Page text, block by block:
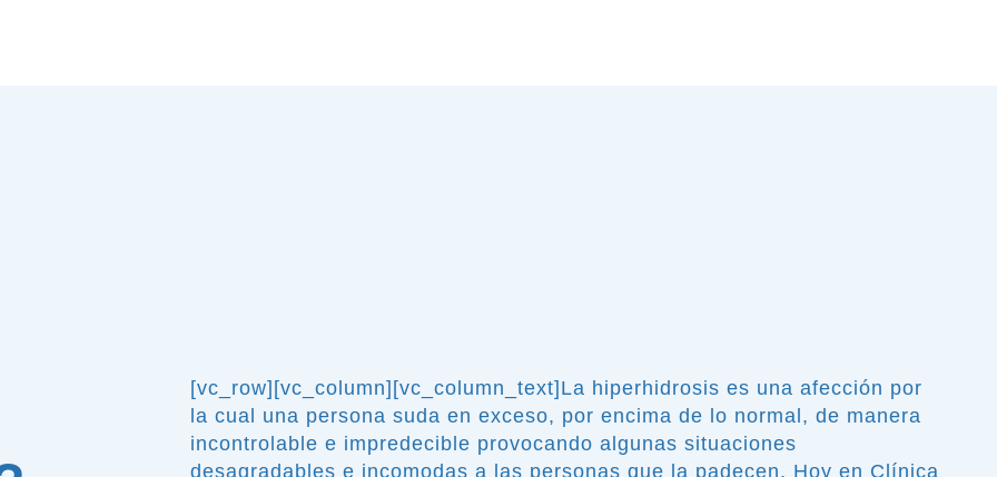
[vc_row][vc_column][vc_column_text]La hiperhidrosis es una afección por
la cual una persona suda en exceso, por encima de lo normal, de manera
incontrolable e impredecible provocando algunas situaciones
desagradables e incomodas a las personas que la padecen. Hoy en Clínica